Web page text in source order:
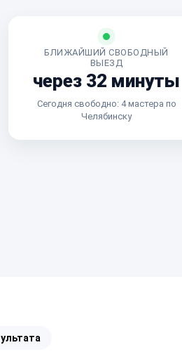
БЛИЖАЙШИЙ СВОБОДНЫЙ
ВЫЕЗД
через 32 минуты
Сегодня свободно: 4 мастера по
Челябинску